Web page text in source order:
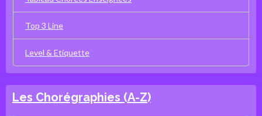
Top 3 Line
Level & Etiquette
Les Chorégraphies (A-Z)